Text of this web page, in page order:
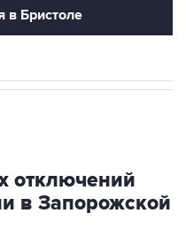
в Бристоле
отключений
в Запорожской